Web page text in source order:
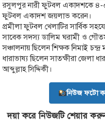
রসুলপুর নারী ফুটবল একাদশকে ৪-
ফুটবল একাদশ জয়লাভ করেন।
প্রমীলা ফুটবল খেলাটির সার্বিক
সাবেক সদ‍স‍্য ডালিম ঘরামী ও
সঞ্চালনায় ছিলেন শিক্ষক নিমাই চন্দ্র
ধারাভাষ্য ছিলেন সাতক্ষীরা জেলা
আব্দুল্লাহ সিদ্দিকী।
নিউজ ফটো
দয়া করে নিউজটি শেয়ার